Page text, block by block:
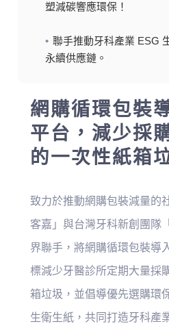
我的購
塑減碳響應環保！
聯手推動牙科產業 ESG
永續供應鏈。
網購循環包裝
平台，減少採
的一次性紙箱
致力於推動網購包裝減量的
客嘉」與台灣牙科新創團隊
界聯手，將網購循環包裝導
標減少牙醫診所定期大量採
箱垃圾，並倡導優先選購環
生衛生紙，共同打造牙科產